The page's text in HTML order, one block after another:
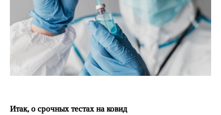
Итак, о срочных тестах на ковид